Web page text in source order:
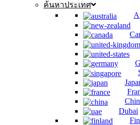
ค้นหาประเทศ
Dubai